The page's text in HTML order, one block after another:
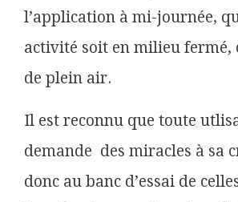
l’application à mi-journée,
activité soit en milieu fermé,
de plein air.
Il est reconnu que toute
demande des miracles à sa
donc au banc d’essai de